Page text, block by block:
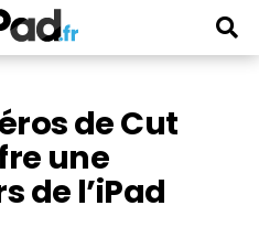
de Cut
une
de l’iPad